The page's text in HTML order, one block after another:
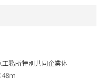
務所特別共同企業体
ｍ